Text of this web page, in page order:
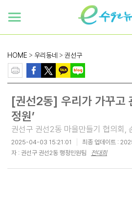
HOME > 우리동네 > 권선구
[권선2동] 우리가 가꾸고
정원’
권선구 권선2동 마을만들기 협의회,
2025-04-03 15:21:01 최종 업데이트 :
자 : 권선구 권선2동 행정민원팀
전대희